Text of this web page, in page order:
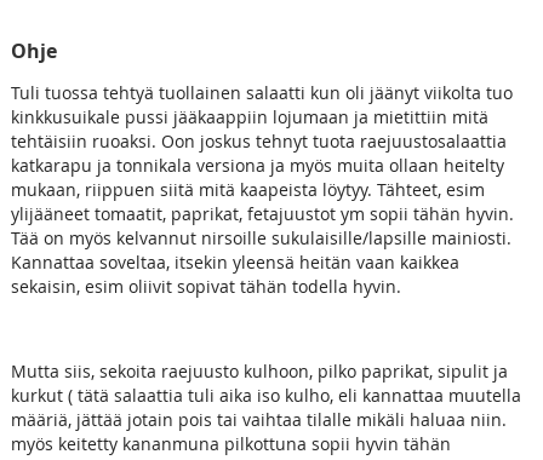
Ohje
Tuli tuossa tehtyä tuollainen salaatti kun oli jäänyt viikolta tuo
kinkkusuikale pussi jääkaappiin lojumaan ja mietittiin mitä
tehtäisiin ruoaksi. Oon joskus tehnyt tuota raejuustosalaattia
katkarapu ja tonnikala versiona ja myös muita ollaan heitelty
mukaan, riippuen siitä mitä kaapeista löytyy. Tähteet, esim
ylijääneet tomaatit, paprikat, fetajuustot ym sopii tähän hyvin.
Tää on myös kelvannut nirsoille sukulaisille/lapsille mainiosti.
Kannattaa soveltaa, itsekin yleensä heitän vaan kaikkea
sekaisin, esim oliivit sopivat tähän todella hyvin.
Mutta siis, sekoita raejuusto kulhoon, pilko paprikat, sipulit ja
kurkut ( tätä salaattia tuli aika iso kulho, eli kannattaa muutella
määriä, jättää jotain pois tai vaihtaa tilalle mikäli haluaa niin.
myös keitetty kananmuna pilkottuna sopii hyvin tähän